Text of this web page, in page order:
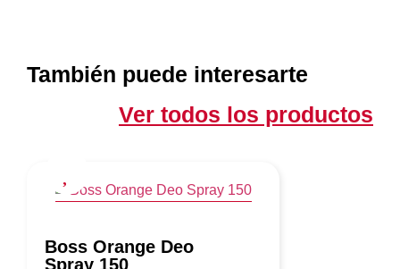
También puede interesarte
Ver todos los productos
Boss Orange Deo
Spray 150